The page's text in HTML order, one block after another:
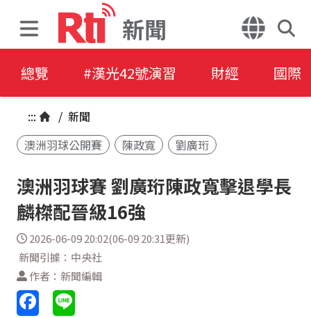
新聞
總覽 #漢光42號演習 財經 國際
::: / 新聞
澳洲羽球公開賽
陳政寬 劉廣珩
澳洲羽球賽 劉廣珩陳政寬擊退學長
麟榤配晉級16強
2026-06-09 20:02(06-09 20:31更新)
新聞引據：中央社
作者：新聞編輯